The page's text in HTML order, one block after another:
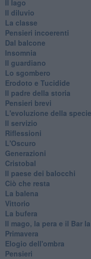
Il lago
Il diluvio
La classe
Pensieri incoerenti
Dal balcone
Insomnia
Il guardiano
Lo sgombero
Erodoto e Tucidide
Il padre della storia
Pensieri brevi
L'evoluzione della specie
Il servizio
Riflessioni
L'Oscuro
Generazioni
Cristobal
Il paese dei balocchi
Ciò che resta
La balena
Vittorio
La bufera
Il mago, la pera e il Bar
Primavera
Elogio dell'ombra
Pensieri